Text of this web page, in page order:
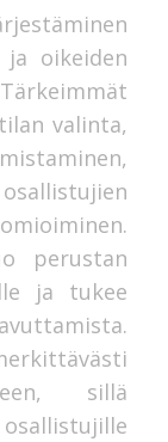
oikeiden
valinta,
perustan
ja tukee
sillä